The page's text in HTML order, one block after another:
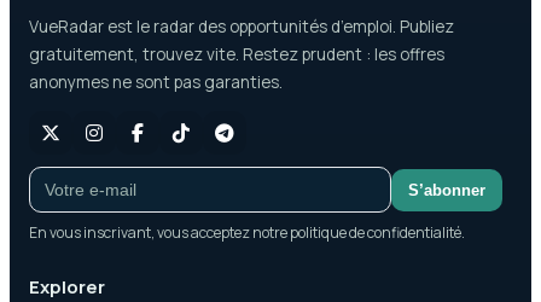
VueRadar est le radar des opportunités d’emploi. Publiez
gratuitement, trouvez vite. Restez prudent : les offres
anonymes ne sont pas garanties.
S’abonner
En vous inscrivant, vous acceptez notre politique de confidentialité.
Explorer